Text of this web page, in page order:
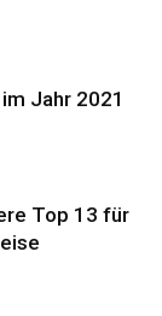
Jahr 2021
Top 13 für